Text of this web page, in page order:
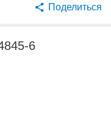
Поделиться
6